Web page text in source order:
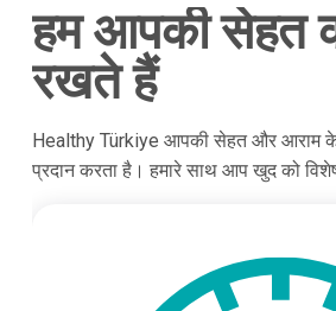
हम आपकी सेहत
रखते हैं
Healthy Türkiye आपकी सेहत और आराम के
प्रदान करता है। हमारे साथ आप खुद को